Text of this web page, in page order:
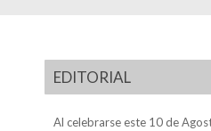
EDITORIAL
Al celebrarse este 10 de